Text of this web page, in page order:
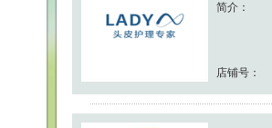
简介：
店铺号：